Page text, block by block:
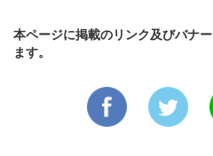
本ページに掲載のリンク及びバナ
ます。